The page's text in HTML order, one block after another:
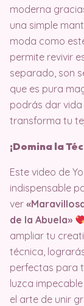
moderna
una simple
moda como
permite revivir
separado, son
que es pura
podrás dar
transforma tu
¡Domina la
Este video de
indispensable
ver
de la Abuela»
ampliar tu
técnica,
perfectas para
luzca
el arte de unir